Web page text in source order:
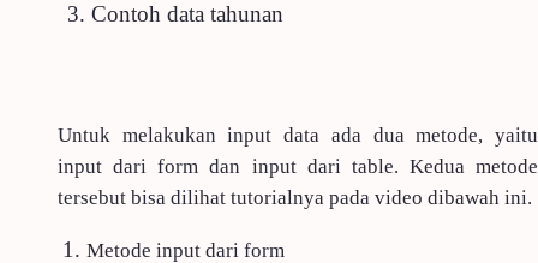
Contoh data tahunan
Untuk melakukan input data ada dua metode, yaitu
input dari form dan input dari table. Kedua metode
tersebut bisa dilihat tutorialnya pada video dibawah ini.
Metode input dari form